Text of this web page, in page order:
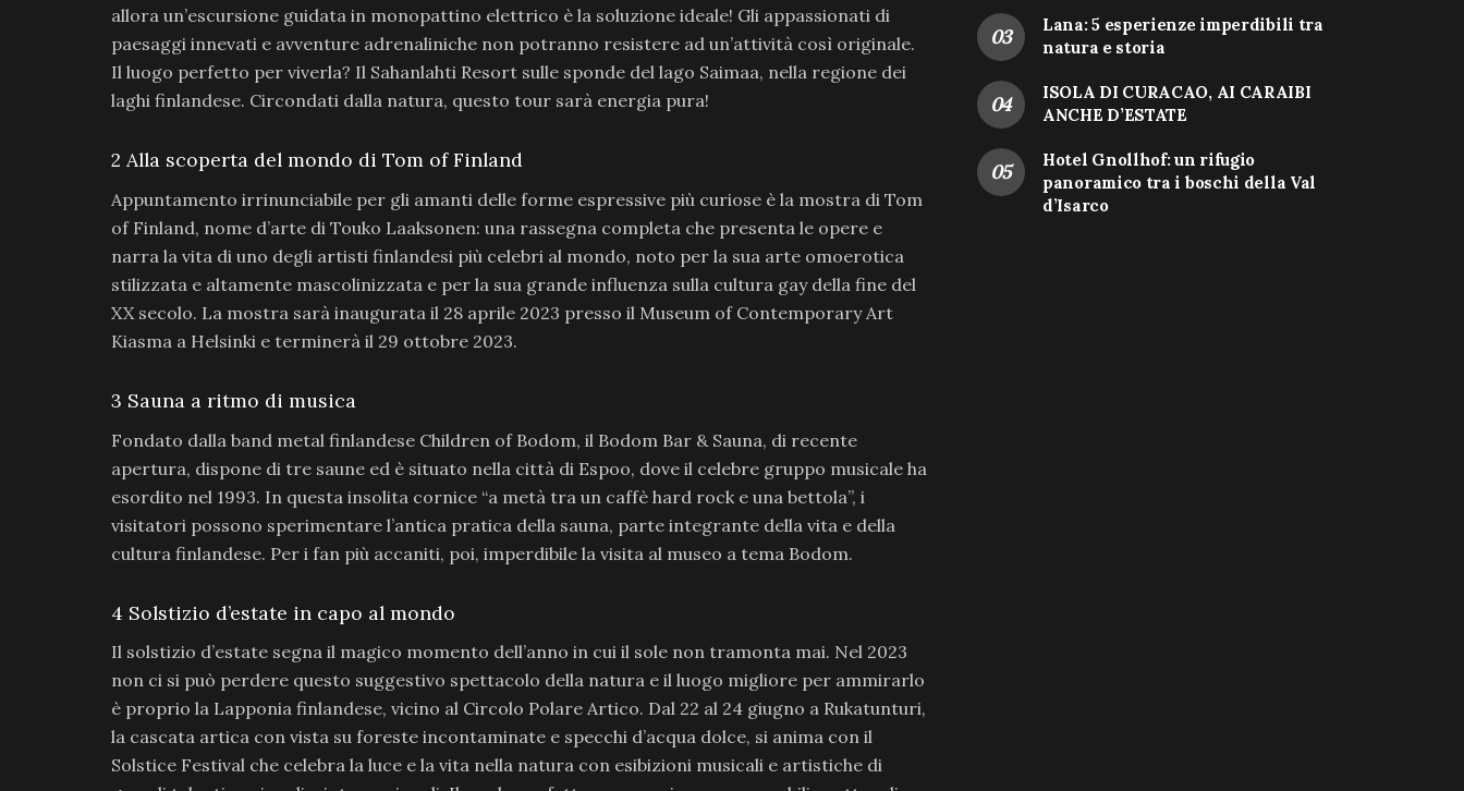
allora un’escursione guidata in monopattino elettrico è la soluzione ideale! Gli appassionati di
paesaggi innevati e avventure adrenaliniche non potranno resistere ad un’attività così originale.
Il luogo perfetto per viverla? Il Sahanlahti Resort sulle sponde del lago Saimaa, nella regione dei
laghi finlandese. Circondati dalla natura, questo tour sarà energia pura!
2 Alla scoperta del mondo di Tom of Finland
Appuntamento irrinunciabile per gli amanti delle forme espressive più curiose è la mostra di Tom
of Finland, nome d’arte di Touko Laaksonen: una rassegna completa che presenta le opere e
narra la vita di uno degli artisti finlandesi più celebri al mondo, noto per la sua arte omoerotica
stilizzata e altamente mascolinizzata e per la sua grande influenza sulla cultura gay della fine del
XX secolo. La mostra sarà inaugurata il 28 aprile 2023 presso il Museum of Contemporary Art
Kiasma a Helsinki e terminerà il 29 ottobre 2023.
3 Sauna a ritmo di musica
Fondato dalla band metal finlandese Children of Bodom, il Bodom Bar & Sauna, di recente
apertura, dispone di tre saune ed è situato nella città di Espoo, dove il celebre gruppo musicale ha
esordito nel 1993. In questa insolita cornice “a metà tra un caffè hard rock e una bettola”, i
visitatori possono sperimentare l’antica pratica della sauna, parte integrante della vita e della
cultura finlandese. Per i fan più accaniti, poi, imperdibile la visita al museo a tema Bodom.
4 Solstizio d’estate in capo al mondo
Il solstizio d’estate segna il magico momento dell’anno in cui il sole non tramonta mai. Nel 2023
non ci si può perdere questo suggestivo spettacolo della natura e il luogo migliore per ammirarlo
è proprio la Lapponia finlandese, vicino al Circolo Polare Artico. Dal 22 al 24 giugno a Rukatunturi,
la cascata artica con vista su foreste incontaminate e specchi d’acqua dolce, si anima con il
Solstice Festival che celebra la luce e la vita nella natura con esibizioni musicali e artistiche di
Lana: 5 esperienze imperdibili tra
natura e storia
ISOLA DI CURACAO, AI CARAIBI
ANCHE D’ESTATE
Hotel Gnollhof: un rifugio
panoramico tra i boschi della Val
d’Isarco